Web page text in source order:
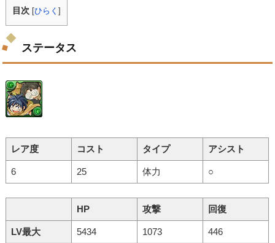
目次 [ひらく]
ステータス
レア度 コスト タイプ アシスト
6 25 体力 ○
HP 攻撃 回復
LV最大 5434 1073 446